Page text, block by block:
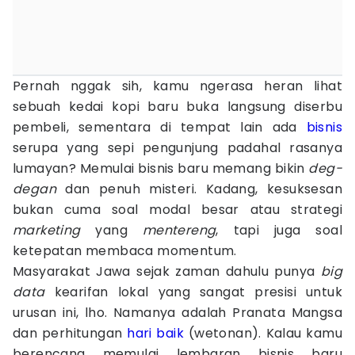
Pernah nggak sih, kamu ngerasa heran lihat
sebuah kedai kopi baru buka langsung diserbu
pembeli, sementara di tempat lain ada bisnis
serupa yang sepi pengunjung padahal rasanya
lumayan? Memulai bisnis baru memang bikin deg-
degandan penuh misteri. Kadang, kesuksesan
bukan cuma soal modal besar atau strategi
marketingyang mentereng, tapi juga soal
ketepatan membaca momentum.
Masyarakat Jawa sejak zaman dahulu punya big
datakearifan lokal yang sangat presisi untuk
urusan ini, lho. Namanya adalah Pranata Mangsa
dan perhitungan hari baik (wetonan). Kalau kamu